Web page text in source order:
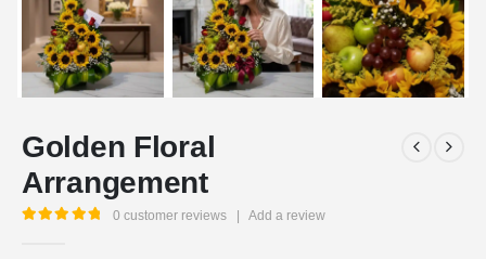
Golden Floral
Arrangement
0 customer reviews Add a review